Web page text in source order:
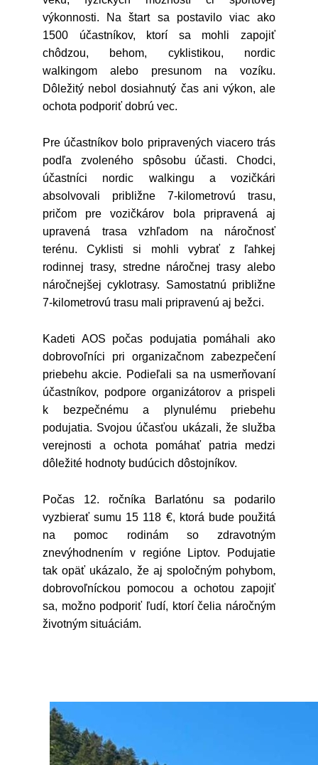
výkonnosti. Na štart sa postavilo viac ako
1500 účastníkov, ktorí sa mohli zapojiť
chôdzou, behom, cyklistikou, nordic
walkingom alebo presunom na vozíku.
Dôležitý nebol dosiahnutý čas ani výkon, ale
ochota podporiť dobrú vec.
Pre účastníkov bolo pripravených viacero trás
podľa zvoleného spôsobu účasti. Chodci,
účastníci nordic walkingu a vozičkári
absolvovali približne 7-kilometrovú trasu,
pričom pre vozičkárov bola pripravená aj
upravená trasa vzhľadom na náročnosť
terénu. Cyklisti si mohli vybrať z ľahkej
rodinnej trasy, stredne náročnej trasy alebo
náročnejšej cyklotrasy. Samostatnú približne
7-kilometrovú trasu mali pripravenú aj bežci.
Kadeti AOS počas podujatia pomáhali ako
dobrovoľníci pri organizačnom zabezpečení
priebehu akcie. Podieľali sa na usmerňovaní
účastníkov, podpore organizátorov a prispeli
k bezpečnému a plynulému priebehu
podujatia. Svojou účasťou ukázali, že služba
verejnosti a ochota pomáhať patria medzi
dôležité hodnoty budúcich dôstojníkov.
Počas 12. ročníka Barlatónu sa podarilo
vyzbierať sumu 15 118 €, ktorá bude použitá
na pomoc rodinám so zdravotným
znevýhodnením v regióne Liptov. Podujatie
tak opäť ukázalo, že aj spoločným pohybom,
dobrovoľníckou pomocou a ochotou zapojiť
sa, možno podporiť ľudí, ktorí čelia náročným
životným situáciám.